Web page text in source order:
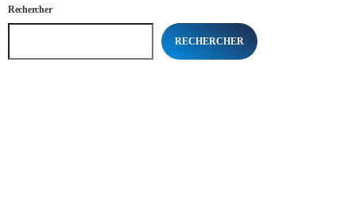
Rechercher
RECHERCHER